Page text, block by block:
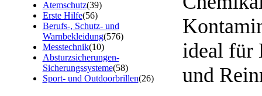
Atemschutz(39)
Erste Hilfe(56)
Berufs-, Schutz- und
Warnbekleidung(576)
Messtechnik(10)
Absturzsicherungen-
Sicherungssysteme(58)
Sport- und Outdoorbrillen(26)
ideal für
und